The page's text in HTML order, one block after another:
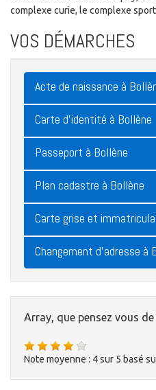
complexe curie, le complexe
VOS DÉMARCHES
Acte de naissance à
Carte d'identité à Bollène
Passeport à Bollène
Plan cadastre à Bollène
Carte grise et
Changement d'adresse à
Array, que pensez vous
Note moyenne : 4sur 5 basé